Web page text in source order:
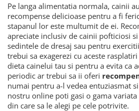
Pe langa alimentatia normala, cainii
recompense delicioase pentru a fi
stapanul lor este multumit de ei.
apreciate inclusiv de cainii pofticiosi
sedintele de dresaj sau pentru
trebui sa exagerezi cu aceste
dieta cainelui tau si pentru a evita ca
periodic ar trebui sa ii oferi
numai pentru a-l vedea entuziasmat
nostru online poti gasi o gama
din care sa le alegi pe cele potrivite.